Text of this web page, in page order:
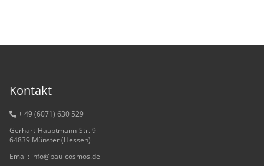
Kontakt
+ 49 (6071) 630 529
Gerhart-Hauptmann-Str. 9
64839 Münster (Hessen)
Email: info@bau-cosmos.de